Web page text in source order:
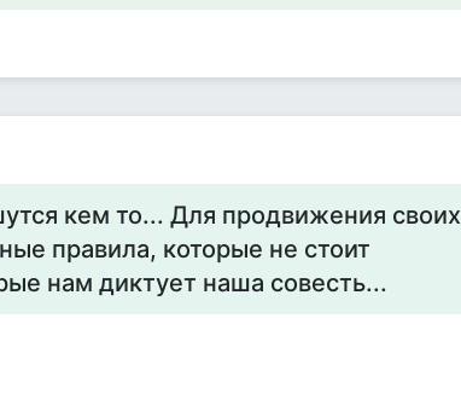
кем то... Для продвижения своих
правила, которые не стоит
нам диктует наша совесть...